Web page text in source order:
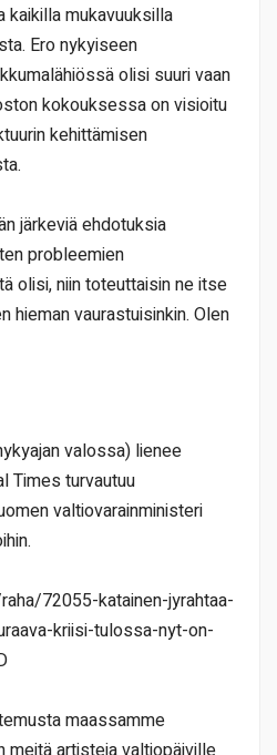
mukavuuksilla
Ero nykyiseen
olisi suuri vaan
kokouksessa on visioitu
kehittämisen
järkeviä ehdotuksia
probleemien
olisi, niin toteuttaisin ne itse
hieman vaurastuisinkin. Olen
valossa) lienee
Times turvautuu
valtiovarainministeri
72055-katainen-jyrahtaa-
kriisi-tulossa-nyt-on-
maassamme